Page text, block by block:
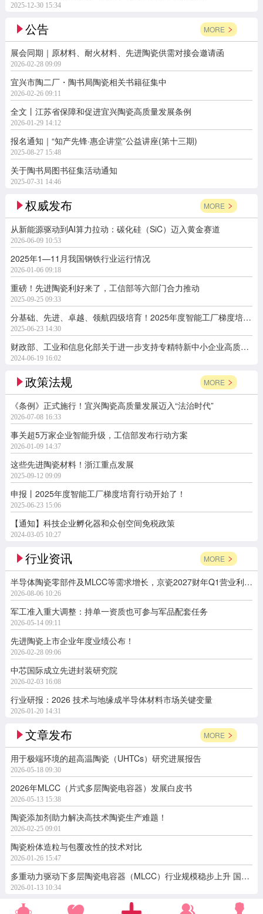
2025-12-30 15:34
公告 MORE
展会同期｜原材料、耐火材料、先进陶瓷供需对接会邀请函
2026-02-28 09:09
宜兴市陶二厂・陶书局陶瓷相关书籍征集中
2026-02-26 09:11
全文丨江苏省保障和促进宜兴陶瓷高质量发展条例
2026-01-29 14:12
报名通知｜“知产先锋·惠企讲堂”公益讲座(第十三期)
2025-08-27 15:48
关于陶书局图书征集活动通知
2025-07-31 14:46
权威发布 MORE
从新能源驱动到AI算力拉动：碳化硅（SiC）迈入黄金赛道
2026-06-09 10:53
2025年1—11月我国钢铁行业运行情况
2026-01-06 09:18
重磅！先进陶瓷利好来了，工信部等六部门合力推动
2025-09-25 09:33
分基础、先进、卓越、领航四级培育！2025年度智能工厂梯度培育行动开始了
2025-06-23 14:30
财政部、工业和信息化部关于进一步支持专精特新中小企业高质量发展的通知
2024-06-19 16:02
政策法规 MORE
《条例》正式施行！宜兴陶瓷高质量发展迈入“法治时代”
2026-07-08 16:33
事关超5万家企业智能升级，工信部发布行动方案
2026-01-09 14:37
这些先进陶瓷材料！浙江重点发展
2025-09-12 09:09
申报丨2025年度智能工厂梯度培育行动开始了！
2025-06-23 15:06
【通知】科技企业孵化器和众创空间免税政策
2024-03-05 10:27
行业资讯 MORE
半导体陶瓷零部件及MLCC等需求增长，京瓷2027财年Q1营业利润同比增长164.7%
2026-08-06 10:26
军工准入重大调整：持单一资质也可参与军品配套任务
2026-05-14 09:11
先进陶瓷上市企业年度业绩公布！
2026-02-28 09:06
中芯国际成立先进封装研究院
2026-02-03 16:08
行业研报：2026 技术与地缘成半导体材料市场关键变量
2026-01-20 14:31
文章发布 MORE
用于极端环境的超高温陶瓷（UHTCs）研究进展报告
2026-05-18 09:30
2026年MLCC（片式多层陶瓷电容器）发展白皮书
2026-05-13 15:38
陶瓷添加剂助力解决高技术陶瓷生产难题！
2026-02-25 09:01
陶瓷粉体造粒与包覆改性的技术对比
2026-01-26 15:47
多重动力驱动下多层陶瓷电容器（MLCC）行业规模稳步上升 国产替代空间广阔
2026-01-13 10:34